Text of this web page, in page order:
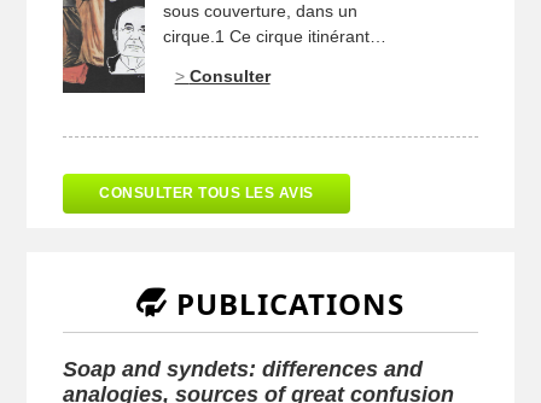
sous couverture, dans un
cirque.1 Ce cirque itinérant
toutes les villes où des vols
lieu. C’est donc avec son
commissaire va entrer en
scène, afin de tenter de
organisée. Tout va […]
Consulter
CONSULTER TOUS LES AVIS
PUBLICATIONS
Soap and syndets: differences and
analogies, sources of great confusion